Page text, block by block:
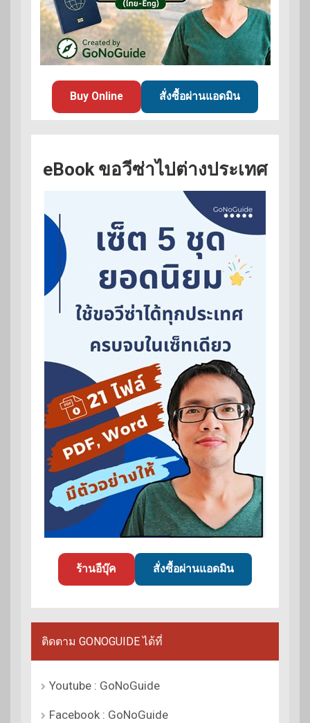
Buy Online สั่งซื้อผ่านแอดมิน
eBook ขอวีซ่าไปต่างประเทศ
ร้านอีบุ๊ค สั่งซื้อผ่านแอดมิน
ติดตาม GONOGUIDE ได้ที่
Youtube : GoNoGuide
Facebook : GoNoGuide